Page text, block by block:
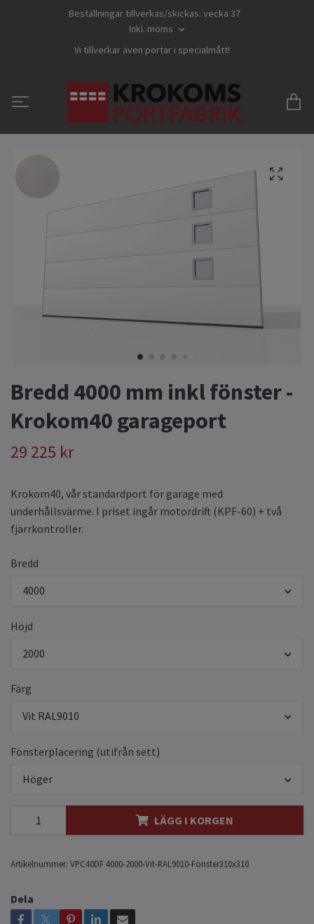
Beställningar tillverkas/skickas: vecka 37
Inkl. moms
Vi tillverkar även portar i specialmått!
Bredd 4000 mm inkl fönster -
Krokom40 garageport
29 225 kr
Krokom40, vår standardport för garage med
underhållsvärme. I priset ingår motordrift (KPF-60) + två
fjärrkontroller.
Bredd
4000
Höjd
2000
Färg
Vit RAL9010
Fönsterplacering (utifrån sett)
Höger
LÄGG I KORGEN
Artikelnummer: VPC40DF 4000-2000-Vit-RAL9010-Fönster310x310
Dela